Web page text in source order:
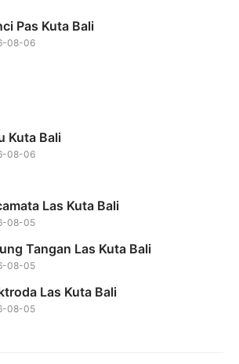
A
Pas Kuta Bali
08-06
Kuta Bali
08-06
Las Kuta Bali
08-05
Tangan Las Kuta Bali
08-05
Las Kuta Bali
08-05